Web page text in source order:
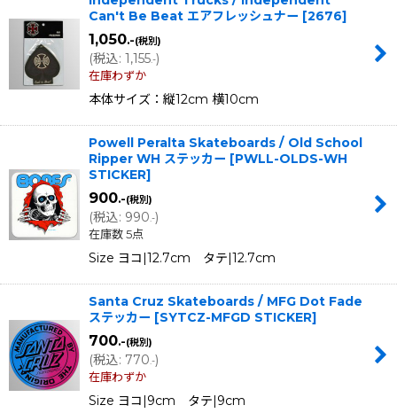
Can't Be Beat エアフレッシュナー [2676]
1,050.-(税別)
(税込: 1,155.-)
在庫わずか
本体サイズ：縦12cm 横10cm
Powell Peralta Skateboards / Old School
Ripper WH ステッカー [PWLL-OLDS-WH
STICKER]
900.-(税別)
(税込: 990.-)
在庫数 5点
Size ヨコ|12.7cm タテ|12.7cm
Santa Cruz Skateboards / MFG Dot Fade
ステッカー [SYTCZ-MFGD STICKER]
700.-(税別)
(税込: 770.-)
在庫わずか
Size ヨコ|9cm タテ|9cm